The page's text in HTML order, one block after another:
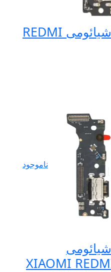
برد شارژ گوشی شیائومی REDMI
ناموجود
XIAOMI